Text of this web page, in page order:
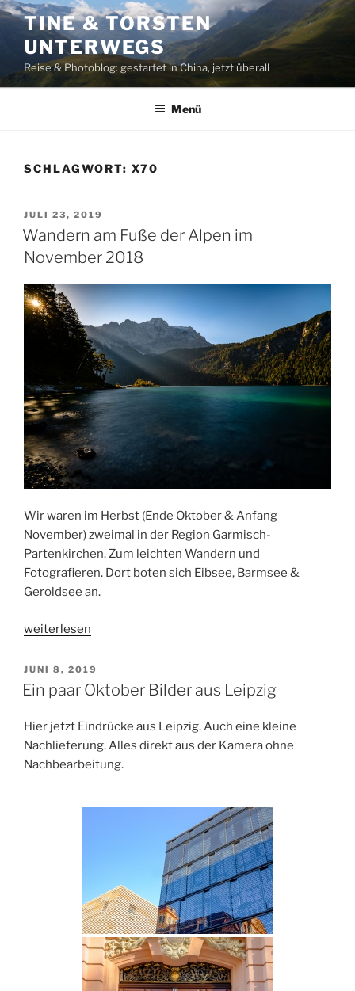
Zum
Inhalt
springen
TINE & TORSTEN
UNTERWEGS
Reise & Photoblog: gestartet in China, jetzt überall
Menü
SCHLAGWORT: X70
VERÖFFENTLICHT
AM
JULI 23, 2019
Wandern am Fuße der Alpen im
November 2018
Wir waren im Herbst (Ende Oktober & Anfang
November) zweimal in der Region Garmisch-
Partenkirchen. Zum leichten Wandern und
Fotografieren. Dort boten sich Eibsee, Barmsee &
Geroldsee an.
„Wandern
Fuße
der
im
November
2018“
weiterlesen
VERÖFFENTLICHT
AM
JUNI 8, 2019
Ein paar Oktober Bilder aus Leipzig
Hier jetzt Eindrücke aus Leipzig. Auch eine kleine
Nachlieferung. Alles direkt aus der Kamera ohne
Nachbearbeitung.